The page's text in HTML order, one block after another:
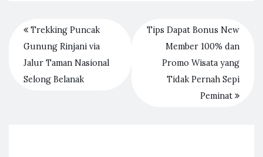
Trekking Puncak
Gunung Rinjani via
Jalur Taman Nasional
Selong Belanak
Tips Dapat Bonus New
Member 100% dan
Promo Wisata yang
Tidak Pernah Sepi
Peminat